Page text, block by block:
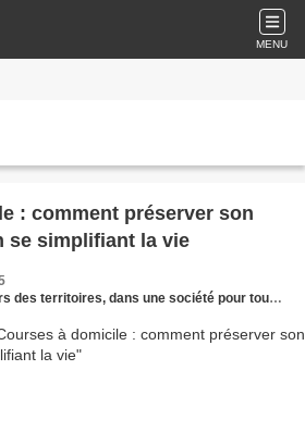
MENU
: comment préserver son
se simplifiant la vie
territoires, dans une société pour tous les âges